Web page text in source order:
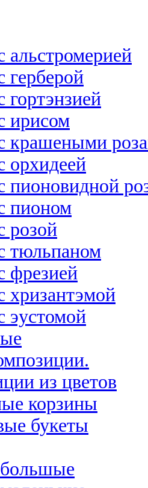
альстромерией
герберой
гортэнзией
ирисом
крашеными
орхидеей
пионовидной
пионом
розой
тюльпаном
фрезией
хризантэмой
эустомой
из цветов
корзины
букеты